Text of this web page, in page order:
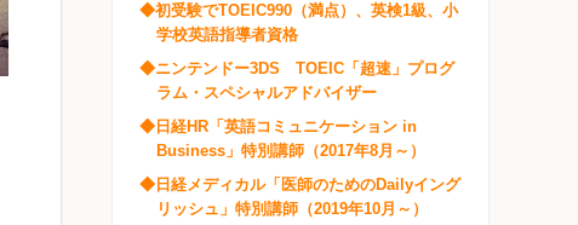
◆初受験でTOEIC990（満点）、英検1級、小
学校英語指導者資格
◆ニンテンドー3DS TOEIC「超速」プログ
ラム・スペシャルアドバイザー
◆日経HR「英語コミュニケーション in
Business」特別講師（2017年8月～）
◆日経メディカル「医師のためのDailyイング
リッシュ」特別講師（2019年10月～）